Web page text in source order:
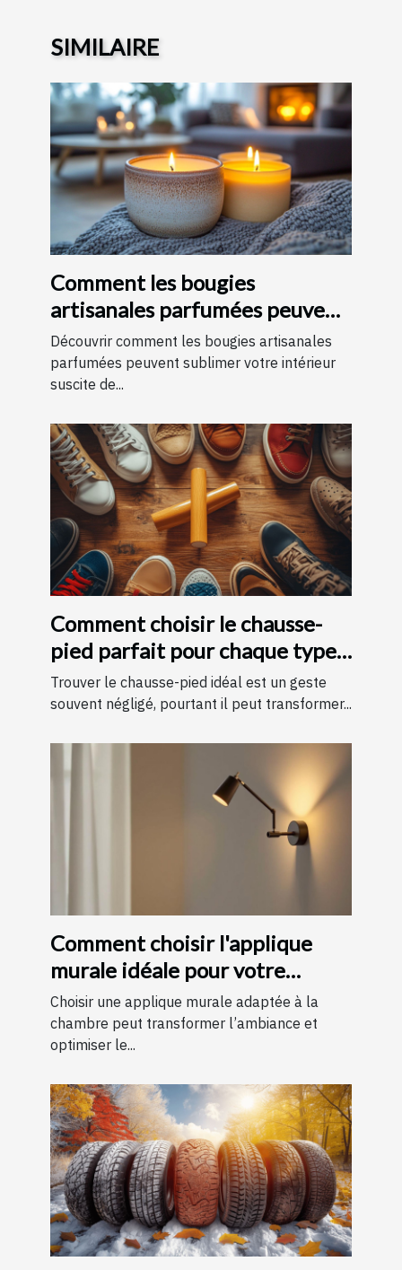
SIMILAIRE
Comment les bougies
artisanales parfumées peuvent
améliorer votre intérieur
Découvrir comment les bougies artisanales
parfumées peuvent sublimer votre intérieur
suscite de...
Comment choisir le chausse-
pied parfait pour chaque type
de chaussure
Trouver le chausse-pied idéal est un geste
souvent négligé, pourtant il peut transformer...
Comment choisir l'applique
murale idéale pour votre
chambre
Choisir une applique murale adaptée à la
chambre peut transformer l’ambiance et
optimiser le...